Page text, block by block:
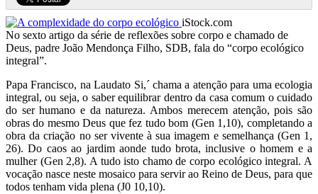
iStock.com
No sexto artigo da série de reflexões sobre corpo e chamado de
Deus, padre João Mendonça Filho, SDB, fala do “corpo ecológico
integral”.
Papa Francisco, na Laudato Si,´ chama a atenção para uma ecologia
integral, ou seja, o saber equilibrar dentro da casa comum o cuidado
do ser humano e da natureza. Ambos merecem atenção, pois são
obras do mesmo Deus que fez tudo bom (Gen 1,10), completando a
obra da criação no ser vivente à sua imagem e semelhança (Gen 1,
26). Do caos ao jardim aonde tudo brota, inclusive o homem e a
mulher (Gen 2,8). A tudo isto chamo de corpo ecológico integral. A
vocação nasce neste mosaico para servir ao Reino de Deus, para que
todos tenham vida plena (J0 10,10).